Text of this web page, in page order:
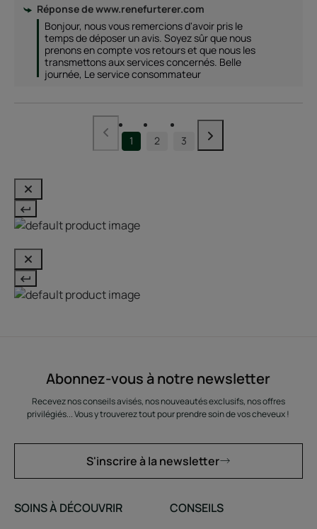
Réponse dewww.renefurterer.com
Bonjour, nous vous remercions d'avoir pris le
temps de déposer un avis. Soyez sûr que nous
prenons en compte vos retours et que nous les
transmettons aux services concernés. Belle
journée, Le service consommateur
1 2 3
Abonnez-vous à notre newsletter
Recevez nos conseils avisés, nos nouveautés exclusifs, nos offres
privilégiés... Vous y trouverez tout pour prendre soin de vos cheveux !
S'inscrire à la newsletter
SOINS À DÉCOUVRIR
CONSEILS